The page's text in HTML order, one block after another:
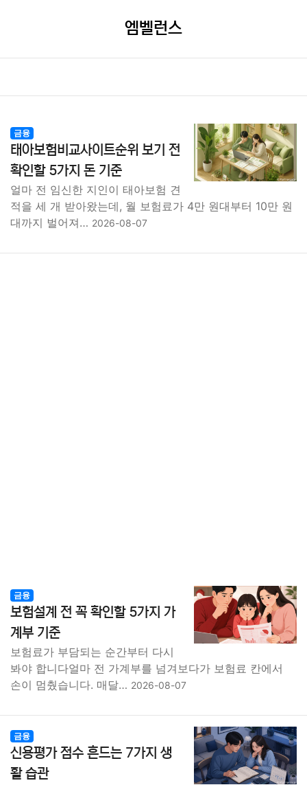
엠벨런스
금융
태아보험비교사이트순위 보기 전
확인할 5가지 돈 기준
얼마 전 임신한 지인이 태아보험 견
적을 세 개 받아왔는데, 월 보험료가 4만 원대부터 10만 원
대까지 벌어져… 2026-08-07
금융
보험설계 전 꼭 확인할 5가지 가
계부 기준
보험료가 부담되는 순간부터 다시
봐야 합니다얼마 전 가계부를 넘겨보다가 보험료 칸에서
손이 멈췄습니다. 매달… 2026-08-07
금융
신용평가 점수 흔드는 7가지 생
활 습관